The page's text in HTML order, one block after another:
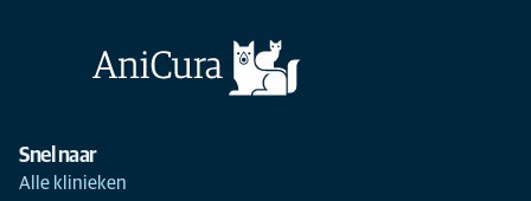
Snel naar
Alle klinieken